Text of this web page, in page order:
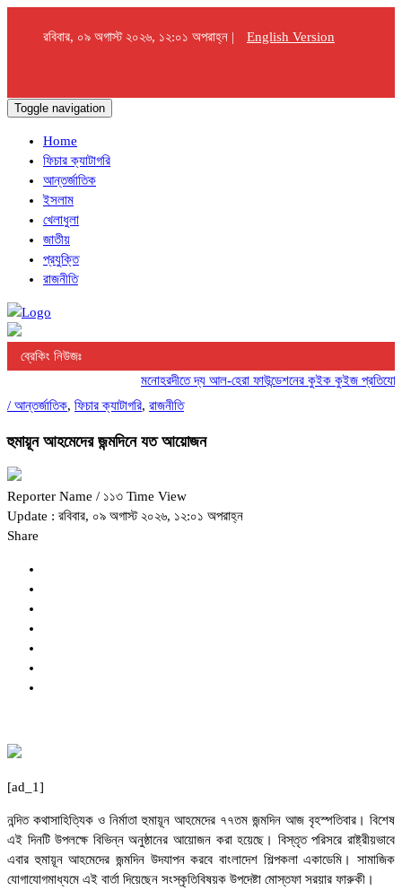
রবিবার, ০৯ অগাস্ট ২০২৬, ১২:০১ অপরাহ্ন | English Version
Toggle navigation
Home
ফিচার ক্যাটাগরি
আন্তর্জাতিক
ইসলাম
খেলাধুলা
জাতীয়
প্রযুক্তি
রাজনীতি
ব্রেকিং নিউজঃ
মনোহরদীতে দ্য আল-হেরা ফাউন্ডেশনের কুইক কুইজ প্রতিযোগিতা
/ আন্তর্জাতিক, ফিচার ক্যাটাগরি, রাজনীতি
হুমায়ূন আহমেদের জন্মদিনে যত আয়োজন
Reporter Name / ১১৩ Time View
Update : রবিবার, ০৯ অগাস্ট ২০২৬, ১২:০১ অপরাহ্ন
Share
[ad_1]
নন্দিত কথাসাহিত্যিক ও নির্মাতা হুমায়ূন আহমেদের ৭৭তম জন্মদিন আজ বৃহস্পতিবার। বিশেষ
এই দিনটি উপলক্ষে বিভিন্ন অনুষ্ঠানের আয়োজন করা হয়েছে। বিস্তৃত পরিসরে রাষ্ট্রীয়ভাবে
এবার হুমায়ূন আহমেদের জন্মদিন উদযাপন করবে বাংলাদেশ শিল্পকলা একাডেমি। সামাজিক
যোগাযোগমাধ্যমে এই বার্তা দিয়েছেন সংস্কৃতিবিষয়ক উপদেষ্টা মোস্তফা সরয়ার ফারুকী।